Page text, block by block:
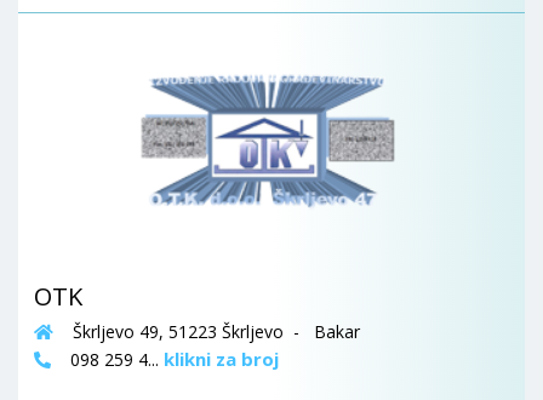
OTK
Škrljevo 49, 51223 Škrljevo - Bakar
098 259 4... klikni za broj